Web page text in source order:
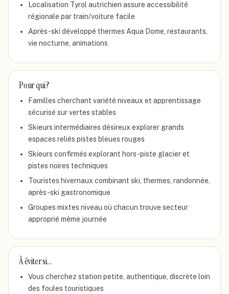
Localisation Tyrol autrichien assure accessibilité
régionale par train/voiture facile
Après-ski développé thermes Aqua Dome, restaurants,
vie nocturne, animations
Pour qui ?
Familles cherchant variété niveaux et apprentissage
sécurisé sur vertes stables
Skieurs intermédiaires désireux explorer grands
espaces reliés pistes bleues rouges
Skieurs confirmés explorant hors-piste glacier et
pistes noires techniques
Touristes hivernaux combinant ski, thermes, randonnée,
après-ski gastronomique
Groupes mixtes niveau où chacun trouve secteur
approprié même journée
À éviter si…
Vous cherchez station petite, authentique, discrète loin
des foules touristiques